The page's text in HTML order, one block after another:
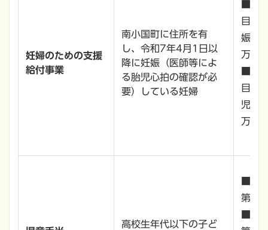
妊婦のための支援
給付事業
南小国町に住所を有
し、令和7年4月1日以
降に妊娠（医師等によ
る胎児心拍の確認が必
要）している妊婦
娠1
児1
万円
高校生年代以下の子ど
第1